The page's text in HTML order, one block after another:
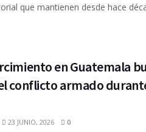
que mantienen desde hace
en Guatemala
conflicto armado
23 JUNIO, 2026 0